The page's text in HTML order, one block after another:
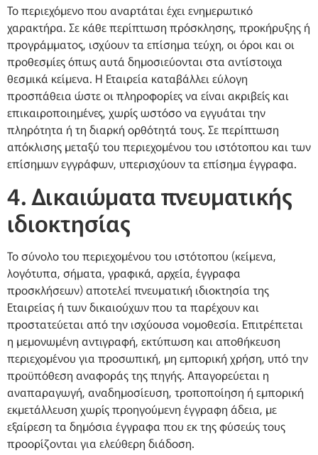
Το περιεχόμενο που αναρτάται έχει ενημερωτικό
χαρακτήρα. Σε κάθε περίπτωση πρόσκλησης, προκήρυξης ή
προγράμματος, ισχύουν τα επίσημα τεύχη, οι όροι και οι
προθεσμίες όπως αυτά δημοσιεύονται στα αντίστοιχα
θεσμικά κείμενα. Η Εταιρεία καταβάλλει εύλογη
προσπάθεια ώστε οι πληροφορίες να είναι ακριβείς και
επικαιροποιημένες, χωρίς ωστόσο να εγγυάται την
πληρότητα ή τη διαρκή ορθότητά τους. Σε περίπτωση
απόκλισης μεταξύ του περιεχομένου του ιστότοπου και των
επίσημων εγγράφων, υπερισχύουν τα επίσημα έγγραφα.
4. Δικαιώματα πνευματικής
ιδιοκτησίας
Το σύνολο του περιεχομένου του ιστότοπου (κείμενα,
λογότυπα, σήματα, γραφικά, αρχεία, έγγραφα
προσκλήσεων) αποτελεί πνευματική ιδιοκτησία της
Εταιρείας ή των δικαιούχων που τα παρέχουν και
προστατεύεται από την ισχύουσα νομοθεσία. Επιτρέπεται
η μεμονωμένη αντιγραφή, εκτύπωση και αποθήκευση
περιεχομένου για προσωπική, μη εμπορική χρήση, υπό την
προϋπόθεση αναφοράς της πηγής. Απαγορεύεται η
αναπαραγωγή, αναδημοσίευση, τροποποίηση ή εμπορική
εκμετάλλευση χωρίς προηγούμενη έγγραφη άδεια, με
εξαίρεση τα δημόσια έγγραφα που εκ της φύσεώς τους
προορίζονται για ελεύθερη διάδοση.